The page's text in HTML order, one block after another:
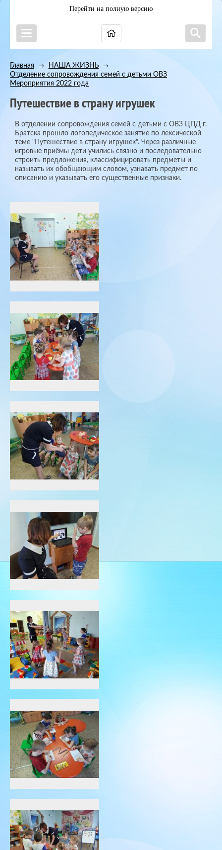
Перейти на полную версию
Главная → НАША ЖИЗНЬ →
Отделение сопровождения семей с детьми ОВЗ
Мероприятия 2022 года
Путешествие в страну игрушек
В отделении сопровождения семей с детьми с ОВЗ ЦПД г.
Братска прошло логопедическое занятие по лексической
теме "Путешествие в страну игрушек". Через различные
игровые приёмы дети учились связно и последовательно
строить предложения, классифицировать предметы и
называть их обобщающим словом, узнавать предмет по
описанию и указывать его существенные признаки.